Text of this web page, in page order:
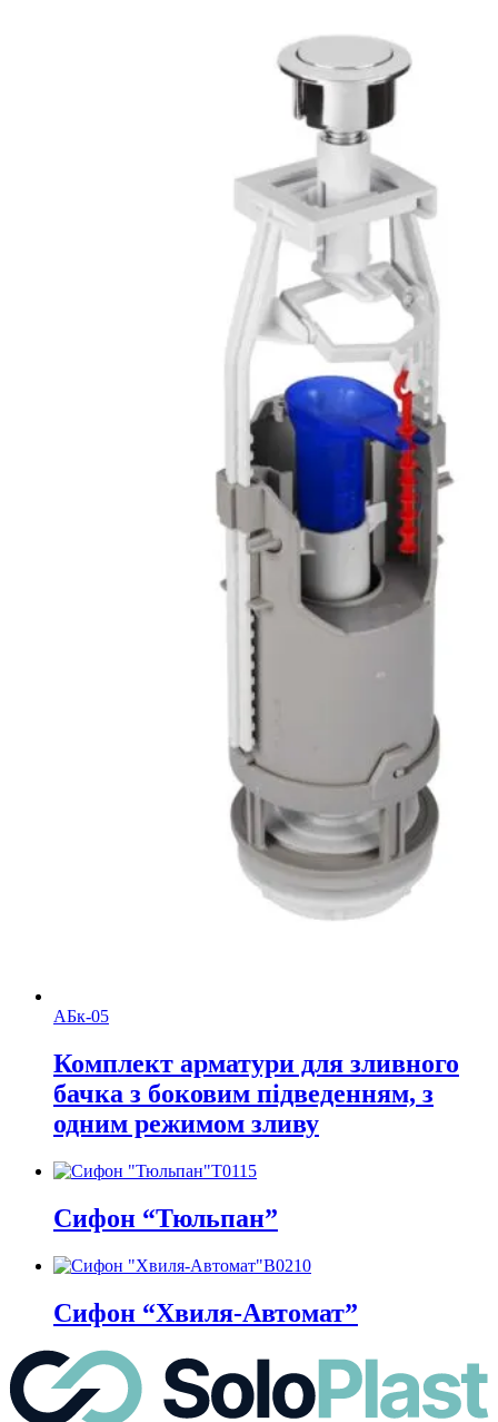
АБк-05
Комплект арматури для зливного
бачка з боковим підведенням, з
одним режимом зливу
Т0115
Сифон “Тюльпан”
В0210
Сифон “Хвиля-Автомат”